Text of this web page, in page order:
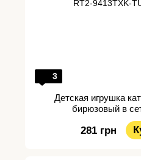
3
Детская игрушка
бирюзовый в
281 грн